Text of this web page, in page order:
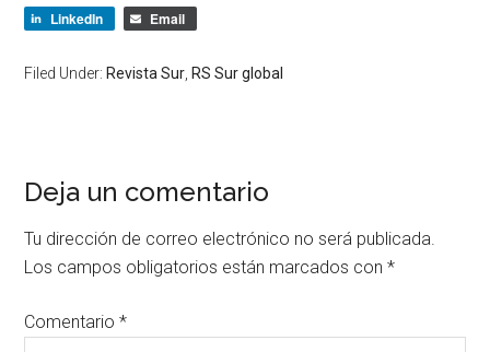
LinkedIn
Email
Filed Under: Revista Sur RS Sur global
Deja un comentario
Tu dirección de correo electrónico no será publicada.
Los campos obligatorios están marcados con*
Comentario*